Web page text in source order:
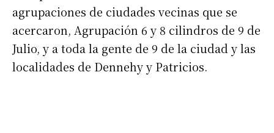
Suscribirme gratis
agrupaciones de ciudades vecinas que se
acercaron, Agrupación 6 y 8 cilindros de 9 de
Julio, y a toda la gente de 9 de la ciudad y las
localidades de Dennehy y Patricios.